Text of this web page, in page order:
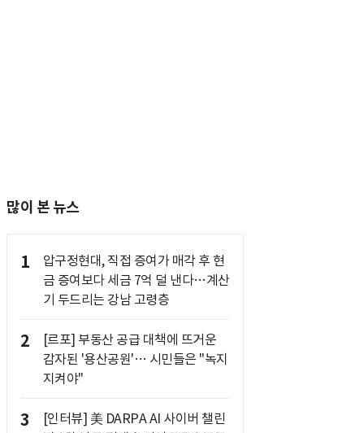
많이 본 뉴스
1
압구정현대, 직접 증여가 매각 후 현
금 증여보다 세금 7억 덜 낸다…계산
기 두드리는 강남 고령층
2
[르포] 부동산 공급 대책에 뜨거운
감자된 '용산공원'… 시민들은 "녹지
지켜야"
3
[인터뷰] 美 DARPA AI 사이버 챌린